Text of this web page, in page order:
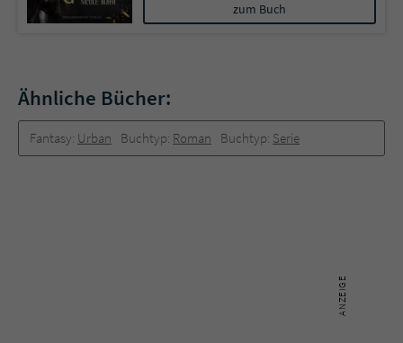
zum Buch
Ähnliche Bücher:
Fantasy: Urban Buchtyp: Roman Buchtyp: Serie